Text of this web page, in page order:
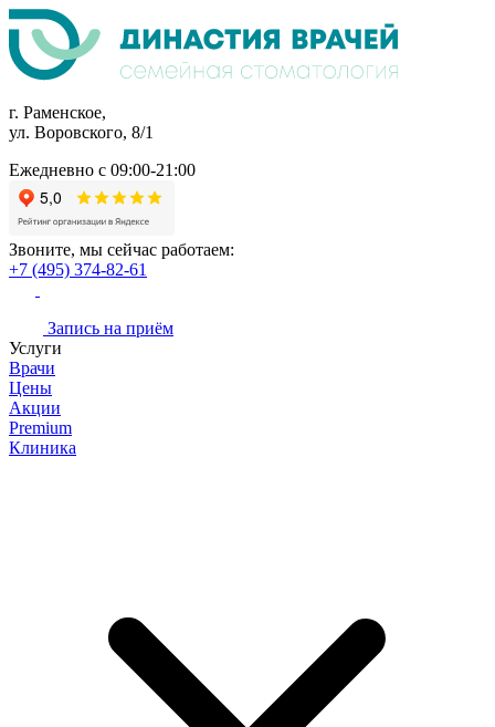
г. Раменское,
ул. Воровского, 8/1
Ежедневно с 09:00-21:00
Звоните, мы сейчас работаем:
+7 (495) 374-82-61
Запись на приём
Услуги
Врачи
Цены
Акции
Premium
Клиника